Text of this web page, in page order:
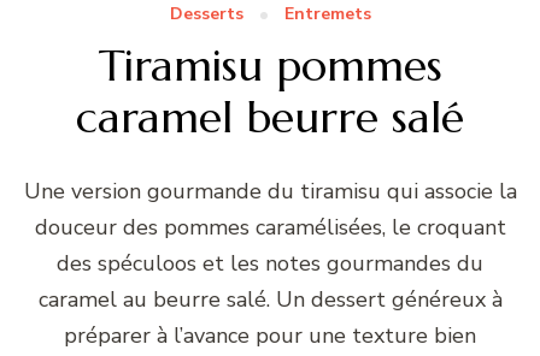
Desserts Entremets
Tiramisu pommes
caramel beurre salé
Une version gourmande du tiramisu qui associe la
douceur des pommes caramélisées, le croquant
des spéculoos et les notes gourmandes du
caramel au beurre salé. Un dessert généreux à
préparer à l’avance pour une texture bien